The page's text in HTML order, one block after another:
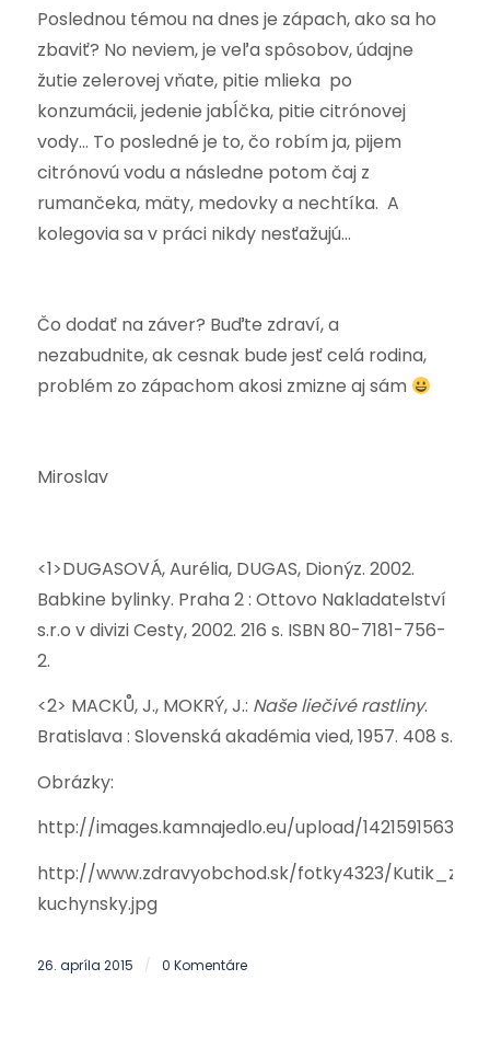
Poslednou témou na dnes je zápach, ako sa ho
zbaviť? No neviem, je veľa spôsobov, údajne
žutie zelerovej vňate, pitie mlieka po
konzumácii, jedenie jabĺčka, pitie citrónovej
vody… To posledné je to, čo robím ja, pijem
citrónovú vodu a následne potom čaj z
rumančeka, mäty, medovky a nechtíka. A
kolegovia sa v práci nikdy nesťažujú…
Čo dodať na záver? Buďte zdraví, a
nezabudnite, ak cesnak bude jesť celá rodina,
problém zo zápachom akosi zmizne aj sám
Miroslav
<1>DUGASOVÁ, Aurélia, DUGAS, Dionýz. 2002.
Babkine bylinky. Praha 2 : Ottovo Nakladatelství
s.r.o v divizi Cesty, 2002. 216 s. ISBN 80-7181-756-
2.
<2> MACKŮ, J., MOKRÝ, J.: Naše liečivé rastliny.
Bratislava : Slovenská akadémia vied, 1957. 408 s.
Obrázky:
http://images.kamnajedlo.eu/upload/1421591563.jpg
http://www.zdravyobchod.sk/fotky4323/
kuchynsky.jpg
26. apríla 2015 / 0 Komentáre